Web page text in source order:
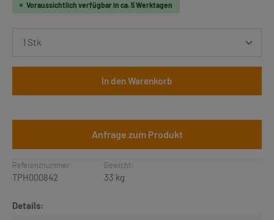
Voraussichtlich verfügbar in ca. 5 Werktagen
In den Warenkorb
Anfrage zum Produkt
Referenznummer:
TPH000842
Gewicht:
33 kg
Details: